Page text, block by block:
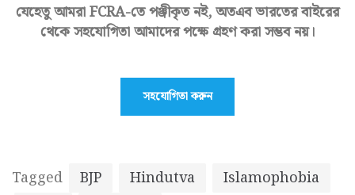
যেহেতু আমরা FCRA-তে পঞ্জীকৃত নই, অতএব ভারতের বাইরের
থেকে সহযোগিতা আমাদের পক্ষে গ্রহণ করা সম্ভব নয়।
সহযোগিতা করুন
Tagged BJP Hindutva
Islamophobia